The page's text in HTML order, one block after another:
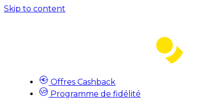
Skip to content
Offres Cashback
Programme de fidélité